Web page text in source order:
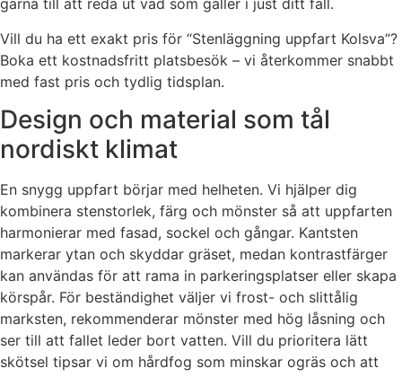
gärna till att reda ut vad som gäller i just ditt fall.
Vill du ha ett exakt pris för “Stenläggning uppfart Kolsva”?
Boka ett kostnadsfritt platsbesök – vi återkommer snabbt
med fast pris och tydlig tidsplan.
Design och material som tål
nordiskt klimat
En snygg uppfart börjar med helheten. Vi hjälper dig
kombinera stenstorlek, färg och mönster så att uppfarten
harmonierar med fasad, sockel och gångar. Kantsten
markerar ytan och skyddar gräset, medan kontrastfärger
kan användas för att rama in parkeringsplatser eller skapa
körspår. För beständighet väljer vi frost- och slittålig
marksten, rekommenderar mönster med hög låsning och
ser till att fallet leder bort vatten. Vill du prioritera lätt
skötsel tipsar vi om hårdfog som minskar ogräs och att